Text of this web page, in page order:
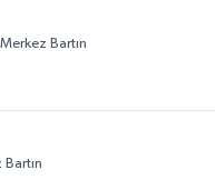
Bartın